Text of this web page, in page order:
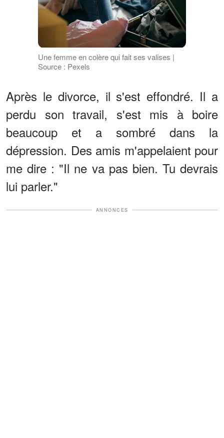
Une femme en colère qui fait ses valises |
Source : Pexels
Après le divorce, il s'est effondré. Il a
perdu son travail, s'est mis à boire
beaucoup et a sombré dans la
dépression. Des amis m'appelaient pour
me dire : "Il ne va pas bien. Tu devrais
lui parler."
ANNONCES